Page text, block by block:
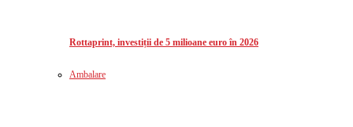
Rottaprint, investiții de 5 milioane euro în 2026
Ambalare